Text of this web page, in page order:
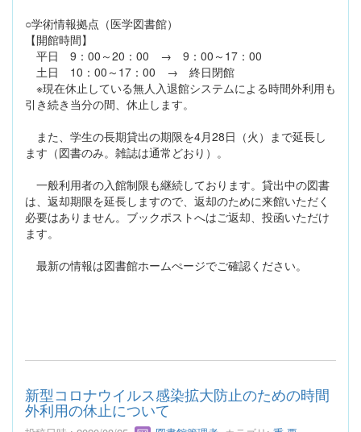
○学術情報拠点（医学図書館）
【開館時間】
平日 9：00～20：00 → 9：00～17：00
土日 10：00～17：00 → 終日閉館
※現在休止している無人入退館システムによる時間外利用も
引き続き当分の間、休止します。
また、学生の長期貸出の期限を4月28日（火）まで延長し
ます（図書のみ。雑誌は通常どおり）。
一般利用者の入館制限も継続しております。貸出中の図書
は、返却期限を延長しますので、返却のために来館いただく
必要はありません。ブックポストへはご返却、投函いただけ
ます。
最新の情報は図書館ホームぺージでご確認ください。
新型コロナウイルス感染拡大防止のための時間
外利用の休止について